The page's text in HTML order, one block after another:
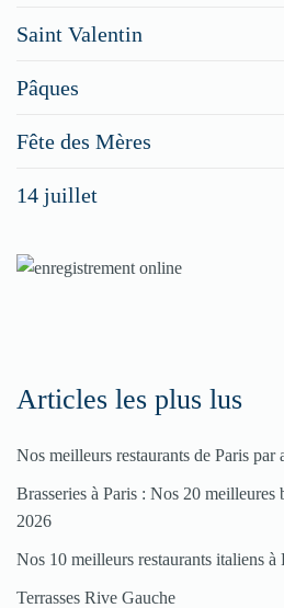
Saint Valentin
Pâques
Fête des Mères
14 juillet
Articles les plus lus
Nos meilleurs restaurants de Paris par
Brasseries à Paris : Nos 20 meilleures
2026
Nos 10 meilleurs restaurants italiens à
Terrasses Rive Gauche